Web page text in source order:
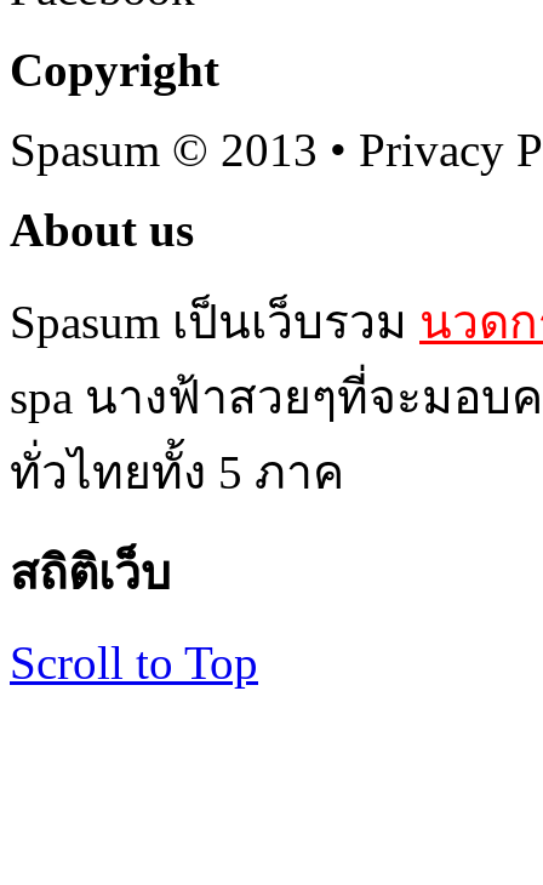
Copyright
Spasum © 2013 • Privacy
About us
Spasum เป็นเว็บรวม นวด
spa นางฟ้าสวยๆที่จะมอ
ทั่วไทยทั้ง 5 ภาค
สถิติเว็บ
Scroll to Top